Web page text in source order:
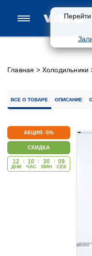
Перейти
Главная > Холодильники
ВСЕ О ТОВАРЕ ОПИСАНИЕ
АКЦИЯ -5%
СКИДКА
12
ДНИ
: 10
ЧАС
: 30
МИН
: 09
CЕК